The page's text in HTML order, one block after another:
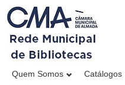
Quem Somos Catálogos